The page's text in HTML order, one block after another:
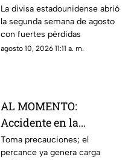
este inicio de semana;
estoy cuesta HOY 10 de
agosto
La divisa estadounidense abrió
la segunda semana de agosto
con fuertes pérdidas
agosto 10, 2026 11:11 a. m.
AL MOMENTO:
Accidente en la
Cuernavaca-Acapulco
provoca cierre parcial
Toma precauciones; el
percance ya genera carga